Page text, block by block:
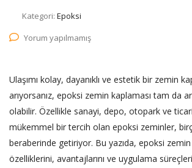
Kategori: Epoksi
Yorum yapılmamış
Ulaşımı kolay, dayanıklı ve estetik bir zemin
arıyorsanız, epoksi zemin kaplaması tam da
olabilir. Özellikle sanayi, depo, otopark ve
mükemmel bir tercih olan epoksi zeminler,
beraberinde getiriyor. Bu yazıda, epoksi zemin
özelliklerini, avantajlarını ve uygulama